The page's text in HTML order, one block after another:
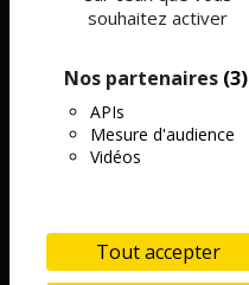
souhaitez activer
Nos partenaires (3)
APIs
Mesure d'audience
Vidéos
Tout accepter